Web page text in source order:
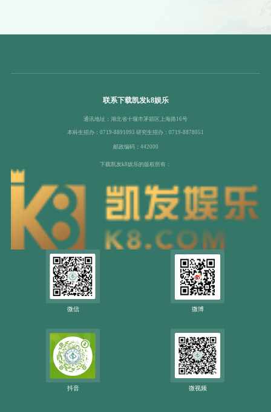
联系下载凯发k8娱乐
通讯地址：湖北省十堰市茅箭区上海路16号
本科生招办：0719-8891093 研究生招办：0719-8878051
邮政编码：442000
下载凯发k8娱乐的版权所有：
微信 微博
抖音 微视频